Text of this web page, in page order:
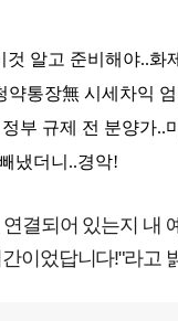
결되어 있는지 내
이었답니다!"라고